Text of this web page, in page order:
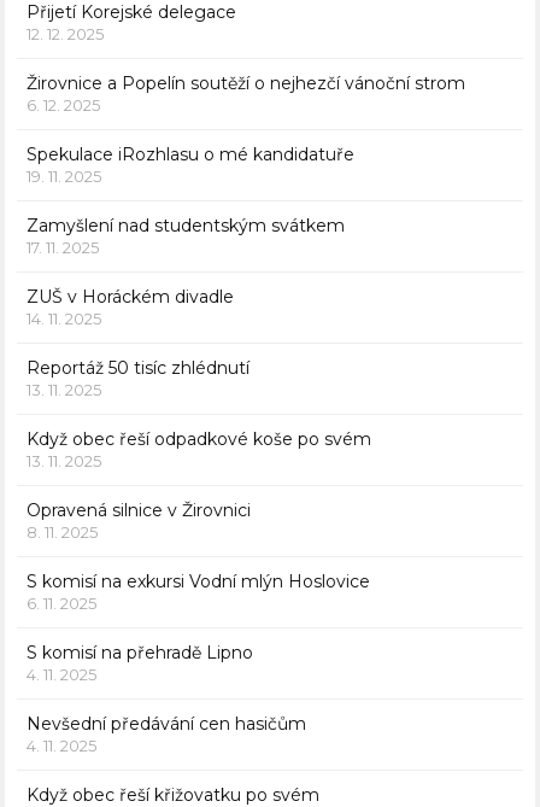
Přijetí Korejské delegace
12. 12. 2025
Žirovnice a Popelín soutěží o nejhezčí vánoční strom
6. 12. 2025
Spekulace iRozhlasu o mé kandidatuře
19. 11. 2025
Zamyšlení nad studentským svátkem
17. 11. 2025
ZUŠ v Horáckém divadle
14. 11. 2025
Reportáž 50 tisíc zhlédnutí
13. 11. 2025
Když obec řeší odpadkové koše po svém
13. 11. 2025
Opravená silnice v Žirovnici
8. 11. 2025
S komisí na exkursi Vodní mlýn Hoslovice
6. 11. 2025
S komisí na přehradě Lipno
4. 11. 2025
Nevšední předávání cen hasičům
4. 11. 2025
Když obec řeší křižovatku po svém